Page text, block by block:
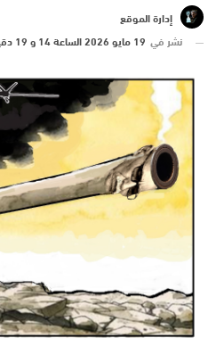
إدارة الموقع
نشر في 19 مايو 2026 الساعة 14 و 19 دقيقة